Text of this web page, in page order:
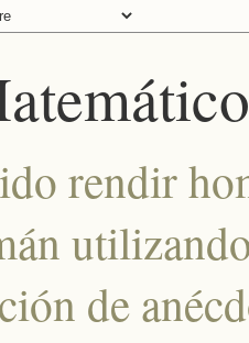
rendir
de